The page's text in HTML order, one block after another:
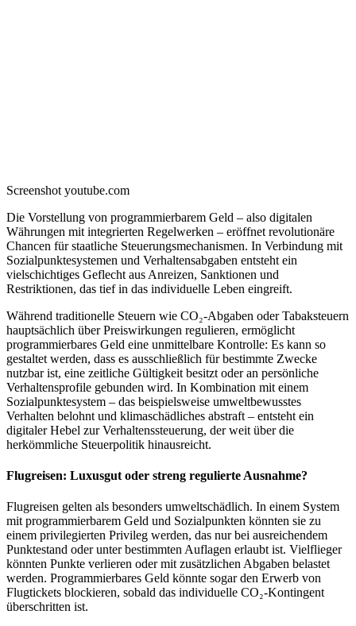
Screenshot youtube.com
Die Vorstellung von programmierbarem Geld – also digitalen
Währungen mit integrierten Regelwerken – eröffnet revolutionäre
Chancen für staatliche Steuerungsmechanismen. In Verbindung mit
Sozialpunktesystemen und Verhaltensabgaben entsteht ein
vielschichtiges Geflecht aus Anreizen, Sanktionen und
Restriktionen, das tief in das individuelle Leben eingreift.
Während traditionelle Steuern wie CO₂-Abgaben oder Tabaksteuern
hauptsächlich über Preiswirkungen regulieren, ermöglicht
programmierbares Geld eine unmittelbare Kontrolle: Es kann so
gestaltet werden, dass es ausschließlich für bestimmte Zwecke
nutzbar ist, eine zeitliche Gültigkeit besitzt oder an persönliche
Verhaltensprofile gebunden wird. In Kombination mit einem
Sozialpunktesystem – das beispielsweise umweltbewusstes
Verhalten belohnt und klimaschädliches abstraft – entsteht ein
digitaler Hebel zur Verhaltenssteuerung, der weit über die
herkömmliche Steuerpolitik hinausreicht.
Flugreisen: Luxusgut oder streng regulierte Ausnahme?
Flugreisen gelten als besonders umweltschädlich. In einem System
mit programmierbarem Geld und Sozialpunkten könnten sie zu
einem privilegierten Privileg werden, das nur bei ausreichendem
Punktestand oder unter bestimmten Auflagen erlaubt ist. Vielflieger
könnten Punkte verlieren oder mit zusätzlichen Abgaben belastet
werden. Programmierbares Geld könnte sogar den Erwerb von
Flugtickets blockieren, sobald das individuelle CO₂-Kontingent
überschritten ist.